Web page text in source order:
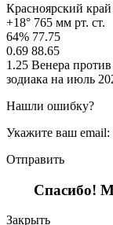
Красноярский
+18° 765 мм рт. ст.
64% 77.75
0.69 88.65
1.25 Венера
зодиака на июль
Нашли ошибку?
Укажите ваш email:
Отправить
Спасибо!
Закрыть